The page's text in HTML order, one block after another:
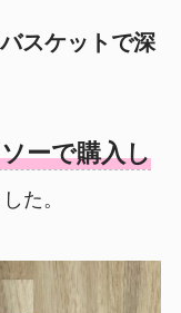
スケットで深
ーで購入し
た。